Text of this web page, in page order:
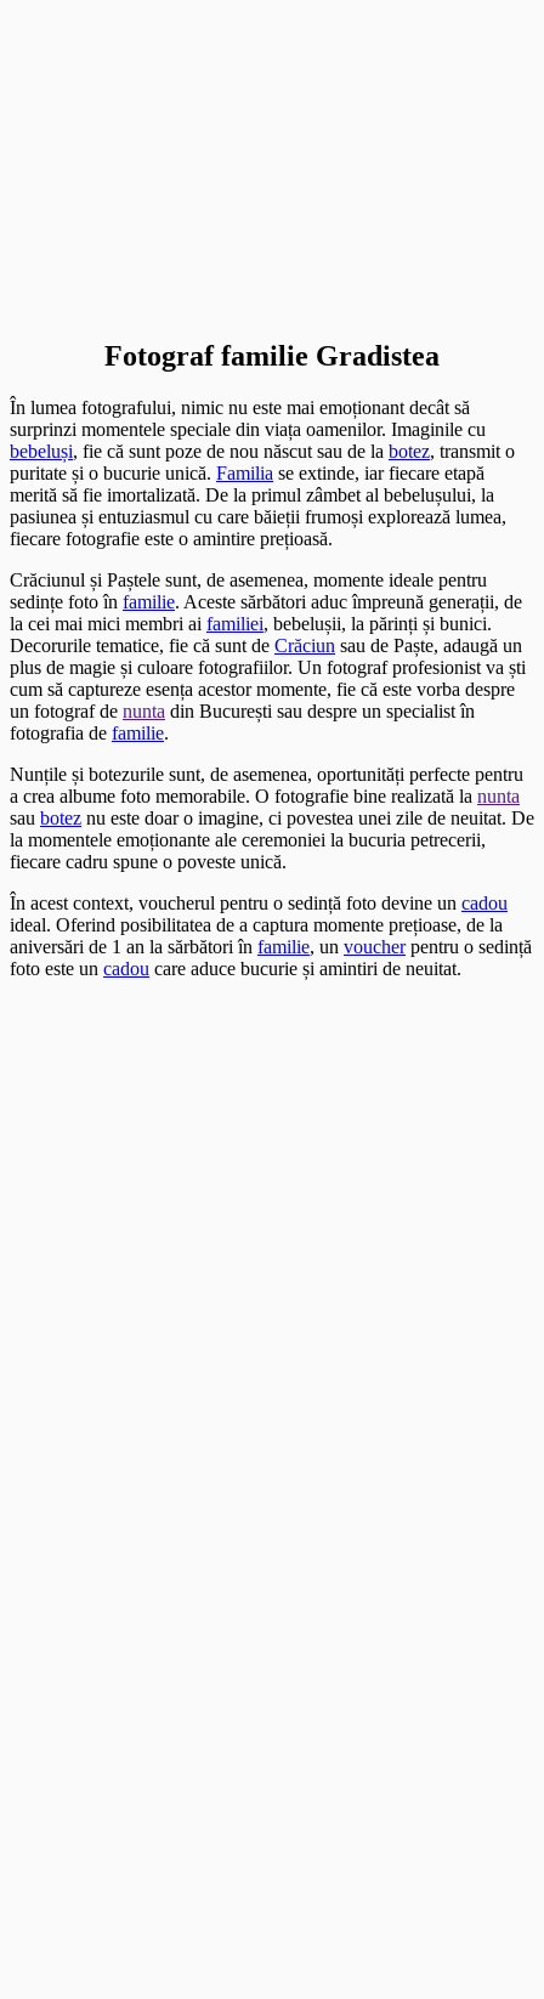
Fotograf familie Gradistea
În lumea fotografului, nimic nu este mai emoționant decât să
surprinzi momentele speciale din viața oamenilor. Imaginile cu
bebeluși, fie că sunt poze de nou născut sau de la botez, transmit o
puritate și o bucurie unică. Familia se extinde, iar fiecare etapă
merită să fie imortalizată. De la primul zâmbet al bebelușului, la
pasiunea și entuziasmul cu care băieții frumoși explorează lumea,
fiecare fotografie este o amintire prețioasă.
Crăciunul și Paștele sunt, de asemenea, momente ideale pentru
sedințe foto în familie. Aceste sărbători aduc împreună generații, de
la cei mai mici membri ai familiei, bebelușii, la părinți și bunici.
Decorurile tematice, fie că sunt de Crăciun sau de Paște, adaugă un
plus de magie și culoare fotografiilor. Un fotograf profesionist va ști
cum să captureze esența acestor momente, fie că este vorba despre
un fotograf de nunta din București sau despre un specialist în
fotografia de familie.
Nunțile și botezurile sunt, de asemenea, oportunități perfecte pentru
a crea albume foto memorabile. O fotografie bine realizată la nunta
sau botez nu este doar o imagine, ci povestea unei zile de neuitat. De
la momentele emoționante ale ceremoniei la bucuria petrecerii,
fiecare cadru spune o poveste unică.
În acest context, voucherul pentru o sedință foto devine un cadou
ideal. Oferind posibilitatea de a captura momente prețioase, de la
aniversări de 1 an la sărbători în familie, un voucherpentru o sedință
foto este un cadou care aduce bucurie și amintiri de neuitat.